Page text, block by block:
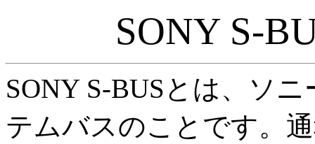
SONY S-
SONY S-BUSとは、ソ
テムバスのことです。